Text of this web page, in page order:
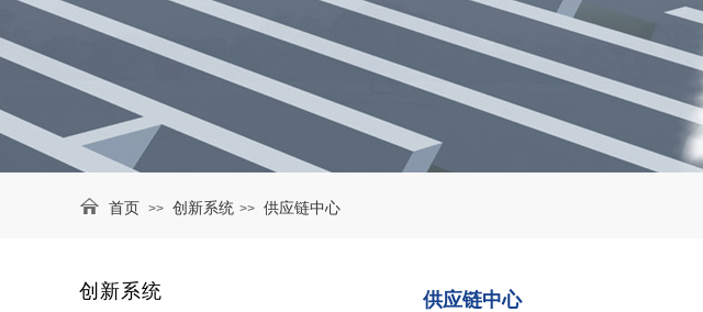
首页 >> 创新系统​ >> 供应链中心
创新系统 供应链中心